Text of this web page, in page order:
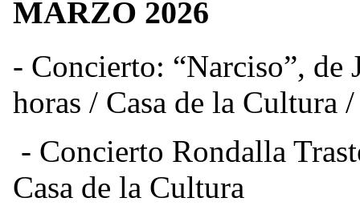
MARZO 2026
- Concierto: “Narciso”, de
horas / Casa de la Cultura
- Concierto Rondalla
Casa de la Cultura